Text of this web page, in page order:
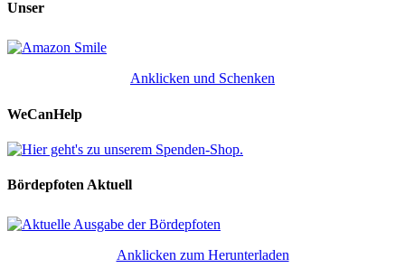
Unser
Anklicken und Schenken
WeCanHelp
Bördepfoten Aktuell
Anklicken zum Herunterladen